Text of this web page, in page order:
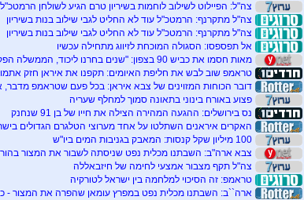
צה"ל: הפיילוט לשילוב לוחמות בשיריון טרם הגיע לשולחן
צה"ל מתקרנף: הרמטכ"ל עוד לא החליט לגבי שילוב בנות בשיריון
צה"ל מתקרנף: הרמטכ"ל עוד לא החליט לגבי שילוב בנות בשיריון
אל תפספסו: הסגולה המוכחת לזיווג מתחילה עכשיו
מאות חסמו את כביש 90 בצפון: "שנים בחרנו ליכוד, הממשלה הפקירה אותנו"
טראמפ שוב לבש את חליפת האיומים: תקפנו את איראן חזק
דובר הכוחות המזוינים של צבא איראן: בכל פעם שטראמפ מדבר,
פצוע באורח בינוני בתאונה סמוך למחלף שעריה
נס בירושלים: ההגעה המהירה הצילה את חייו של בן 91 שנחנק
האקרים איראנים השתלטו על אחד מערוצי הטלגרם הגדולים
100 מיליון שקל קנסות: המאבק בגניבות המים ביו"ש
צבא ארה"ב: השבתנו מכלית נפט שניסתה לשבור את המצור
צה"ל תקף מצבור אמצעי לחימה של חיזבאללה
טראמפ: זה הסיכוי למלחמה בין ישראל לטורקיה
ארה``ב: השבתנו מכלית נפט במפרץ עומאן שהפרה את המצור - כ3 מלחים הודים נעדרים, הודו גינתה את התקיפה